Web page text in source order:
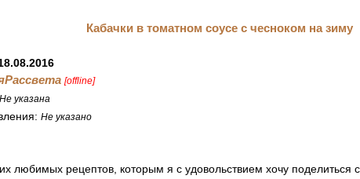
[offline]
Не указана
Не указано
любимых рецептов, которым я с удовольствием хочу